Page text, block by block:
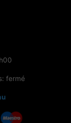
fermé